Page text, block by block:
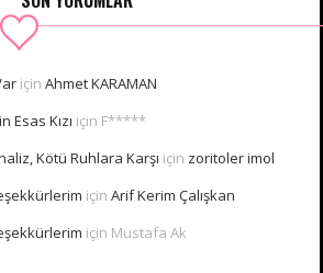
için Ahmet KARAMAN
Esas Kızı için F*****
Kötü Ruhlara Karşı için zoritoler imol
için Arif Kerim Çalışkan
için Mustafa Ak